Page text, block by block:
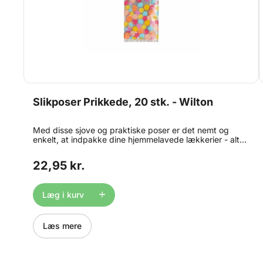
Slikposer Prikkede, 20 stk. - Wilton
Med disse sjove og praktiske poser er det nemt og
enkelt, at indpakke dine hjemmelavede lækkerier - alt
cm.) 20 lukkeclips
22,95 kr.
Læg i kurv
Læs mere